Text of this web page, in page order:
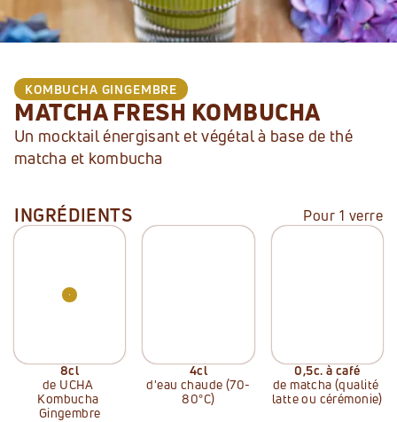
KOMBUCHA GINGEMBRE
MATCHA FRESH KOMBUCHA
Un mocktail énergisant et végétal à base de thé
matcha et kombucha
INGRÉDIENTS Pour 1 verre
8cl
de UCHA
Kombucha
Gingembre
4cl
d'eau chaude (70-
80°C)
0,5c. à café
de matcha (qualité
latte ou cérémonie)